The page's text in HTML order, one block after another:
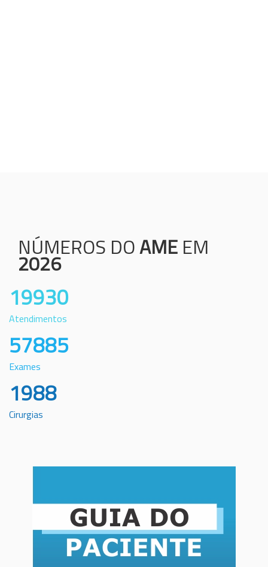
NÚMEROS DOAME EM
2026
19930
Atendimentos
57885
Exames
1988
Cirurgias